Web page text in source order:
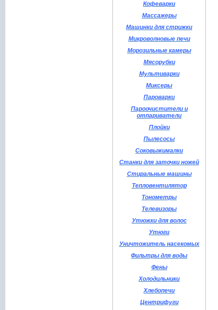
Кофеварки
Массажеры
Машинки для стрижки
Микроволновые печи
Морозильные камеры
Мясорубки
Мультиварки
Миксеры
Пароварки
Пароочистители и
отпариватели
Плойки
Пылесосы
Соковыжималки
Станки для заточки ножей
Стиральные машины
Тепловентилятор
Тонометры
Телевизоры
Утюжки для волос
Утюги
Уничтожитель насекомых
Фильтры для воды
Фены
Холодильники
Хлебопечи
Центрифуги